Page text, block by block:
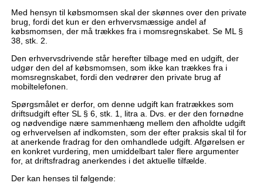
Med hensyn til købsmomsen skal der skønnes over den private
brug, fordi det kun er den erhvervsmæssige andel af
købsmomsen, der må trækkes fra i momsregnskabet. Se ML §
38, stk. 2.
Den erhvervsdrivende står herefter tilbage med en udgift, der
udgør den del af købsmomsen, som ikke kan trækkes fra i
momsregnskabet, fordi den vedrører den private brug af
mobiltelefonen.
Spørgsmålet er derfor, om denne udgift kan fratrækkes som
driftsudgift efter SL § 6, stk. 1, litra a. Dvs. er der den fornødne
og nødvendige nære sammenhæng mellem den afholdte udgift
og erhvervelsen af indkomsten, som der efter praksis skal til for
at anerkende fradrag for den omhandlede udgift. Afgørelsen er
en konkret vurdering, men umiddelbart taler flere argumenter
for, at driftsfradrag anerkendes i det aktuelle tilfælde.
Der kan henses til følgende: